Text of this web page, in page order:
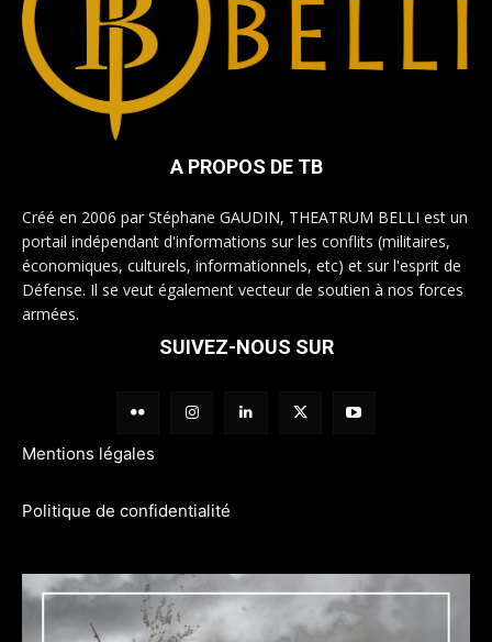
A PROPOS DE TB
Créé en 2006 par Stéphane GAUDIN, THEATRUM BELLI est un
portail indépendant d'informations sur les conflits (militaires,
économiques, culturels, informationnels, etc) et sur l'esprit de
Défense. Il se veut également vecteur de soutien à nos forces
armées.
SUIVEZ-NOUS SUR
Mentions légales
Politique de confidentialité